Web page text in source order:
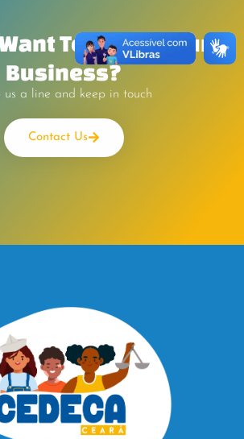
To Boost Your
Business?
us a line and keep in touch
Contact Us